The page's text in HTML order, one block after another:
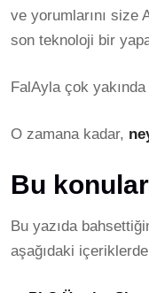
ve yorumlarını size
son teknoloji bir
FalAyla çok
O zamana kadar,
Bu
Bu yazıda
aşağıdaki